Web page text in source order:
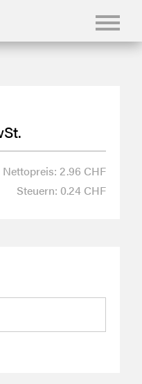
Nettopreis: 2.96 CHF
Steuern: 0.24 CHF